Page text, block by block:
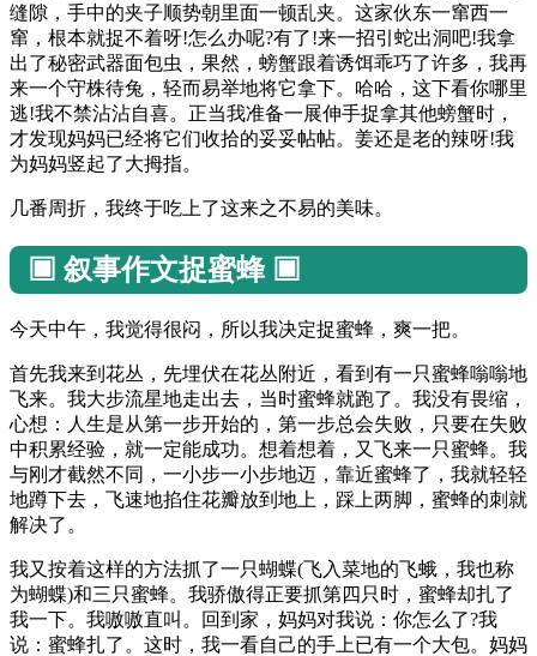
缝隙，手中的夹子顺势朝里面一顿乱夹。这家伙东一窜西一
窜，根本就捉不着呀!怎么办呢?有了!来一招引蛇出洞吧!我拿
出了秘密武器面包虫，果然，螃蟹跟着诱饵乖巧了许多，我再
来一个守株待兔，轻而易举地将它拿下。哈哈，这下看你哪里
逃!我不禁沾沾自喜。正当我准备一展伸手捉拿其他螃蟹时，
才发现妈妈已经将它们收拾的妥妥帖帖。姜还是老的辣呀!我
为妈妈竖起了大拇指。
几番周折，我终于吃上了这来之不易的美味。
▣ 叙事作文捉蜜蜂 ▣
今天中午，我觉得很闷，所以我决定捉蜜蜂，爽一把。
首先我来到花丛，先埋伏在花丛附近，看到有一只蜜蜂嗡嗡地
飞来。我大步流星地走出去，当时蜜蜂就跑了。我没有畏缩，
心想：人生是从第一步开始的，第一步总会失败，只要在失败
中积累经验，就一定能成功。想着想着，又飞来一只蜜蜂。我
与刚才截然不同，一小步一小步地迈，靠近蜜蜂了，我就轻轻
地蹲下去，飞速地掐住花瓣放到地上，踩上两脚，蜜蜂的刺就
解决了。
我又按着这样的方法抓了一只蝴蝶(飞入菜地的飞蛾，我也称
为蝴蝶)和三只蜜蜂。我骄傲得正要抓第四只时，蜜蜂却扎了
我一下。我嗷嗷直叫。回到家，妈妈对我说：你怎么了?我
说：蜜蜂扎了。这时，我一看自己的手上已有一个大包。妈妈